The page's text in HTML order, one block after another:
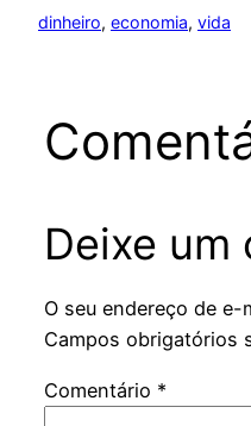
dinheiro, economia, vida
Deixe um
O seu endereço de
Campos obrigatórios
Comentário *